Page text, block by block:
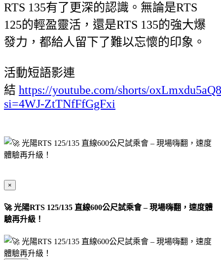
RTS 135有了更深的認識。無論是RTS
125的輕盈靈活，還是RTS 135的強大爆
發力，都給人留下了難以忘懷的印象。
活動短語影連
結 https://youtube.com/shorts/
si=4WJ-ZtTNfFfGgFxi
×
🚀 光陽RTS 125/135 直線600公尺試乘會 – 現場嗨翻，速度體
驗再升級！